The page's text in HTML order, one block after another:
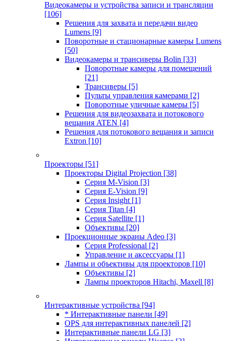
Видеокамеры и устройства записи и трансляции
[106]
Решения для захвата и передачи видео
Lumens [9]
Поворотные и стационарные камеры Lumens
[50]
Видеокамеры и трансиверы Bolin [33]
Поворотные камеры для помещений
[21]
Трансиверы [5]
Пульты управления камерами [2]
Поворотные уличные камеры [5]
Решения для видеозахвата и потокового
вещания ATEN [4]
Решения для потокового вещания и записи
Extron [10]
Проекторы [51]
Проекторы Digital Projection [38]
Серия M-Vision [3]
Серия E-Vision [9]
Серия Insight [1]
Серия Titan [4]
Серия Satellite [1]
Объективы [20]
Проекционные экраны Adeo [3]
Серия Professional [2]
Управление и аксессуары [1]
Лампы и объективы для проекторов [10]
Объективы [2]
Лампы проекторов Hitachi, Maxell [8]
Интерактивные устройства [94]
* Интерактивные панели [49]
OPS для интерактивных панелей [2]
Интерактивные панели LG [3]